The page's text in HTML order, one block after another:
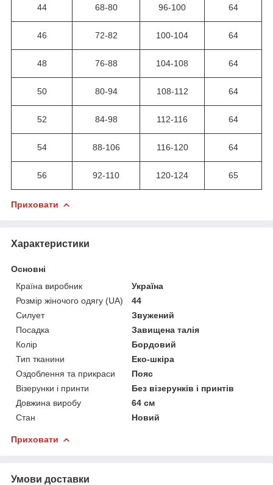
44 68-80 96-100 64
46 72-82 100-104 64
48 76-88 104-108 64
50 80-94 108-112 64
52 84-98 112-116 64
54 88-106 116-120 64
56 92-110 120-124 65
Приховати
Характеристики
Основні
Країна виробник
Україна
Розмір жіночого одягу (UA)
44
Силует
Звужений
Посадка
Завищена талія
Колір
Бордовий
Тип тканини
Еко-шкіра
Оздоблення та прикраси
Пояс
Візерунки і принти
Без візерунків і принтів
Довжина виробу
64 см
Стан
Новий
Приховати
Умови доставки